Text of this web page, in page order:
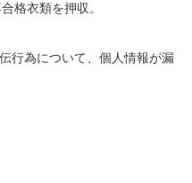
格衣類を押収。
行為について、個人情報が漏